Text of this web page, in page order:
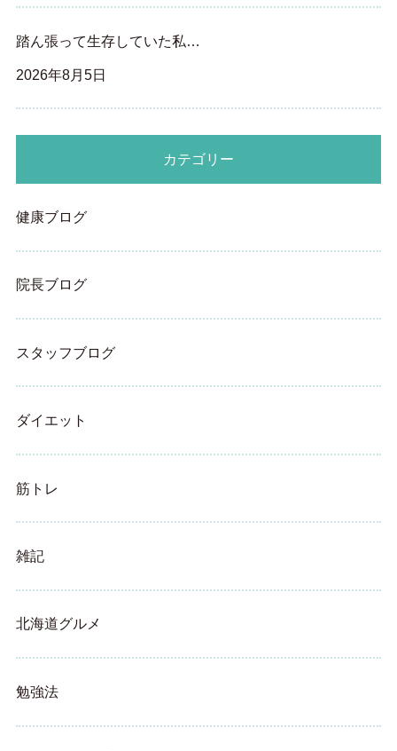
踏ん張って生存していた私…
2026年8月5日
カテゴリー
健康ブログ
院長ブログ
スタッフブログ
ダイエット
筋トレ
雑記
北海道グルメ
勉強法